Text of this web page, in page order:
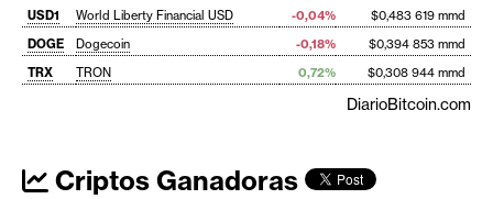
USD1
World Liberty Financial USD -0,04%
$0,483 619 mmd
DOGE
Dogecoin -0,18%
$0,394 853 mmd
TRX
TRON 0,72% $0,308 944 mmd
DiarioBitcoin.com
Criptos Ganadoras